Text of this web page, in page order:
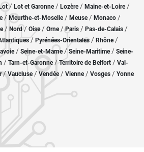
Lot/ Lot et Garonne/ Lozère / Maine-et-Loire/
/ Meurthe-et-Moselle/ Meuse/ Monaco /
/ Nord/ Oise / Orne/Paris / Pas-de-Calais /
/ Pyrénées-Orientales / Rhône/
/ Seine-et-Marne/ Seine-Maritime/ Seine-
/ Tarn-et-Garonne/Territoire de Belfort / Val-
/Vaucluse/ Vendée/ Vienne/ Vosges / Yonne